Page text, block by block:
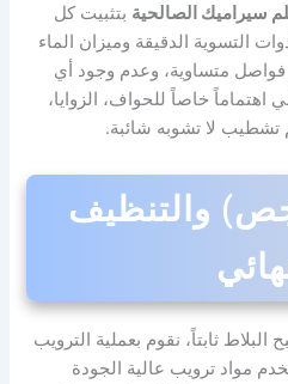
سيراميك الصالحية بتثبيت كل
التسوية الدقيقة وميزان الماء
فواصل متساوية، وعدم وجود أي
اهتماماً خاصاً للحواف، الزوايا،
تشطيب لا تشوبه شائبة.
والتنظيف
ثابتاً، نقوم بعملية الترويب
مواد ترويب عالية الجودة